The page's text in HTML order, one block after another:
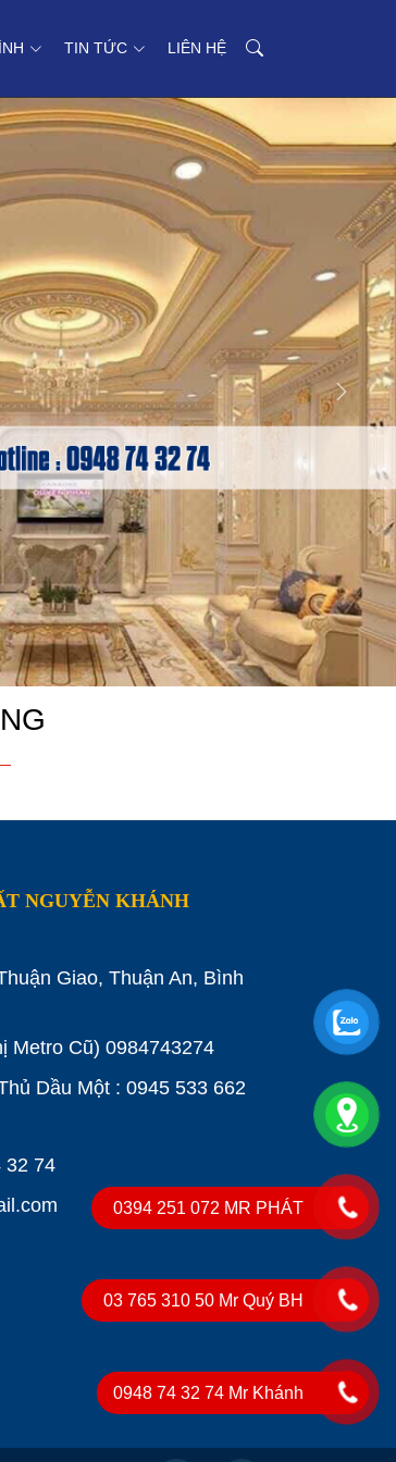
TIN TỨC LIÊN HỆ
NGUYỄN KHÁNH
Giao, Thuận An, Bình
Metro Cũ) 0984743274
Dầu Một : 0945 533 662
32 74
0394 251 072 MR PHÁT
03 765 310 50 Mr Quý BH
0948 74 32 74 Mr Khánh